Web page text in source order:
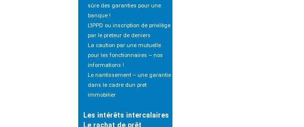
sûre des garanties pour une
banque !
L’IPPD ou inscription de privilège
par le preteur de deniers
La caution par une mutuelle
pour les fonctionnaires – nos
informations !
Le nantissement – une garantie
dans le cadre dun pret
immobilier
Les intérêts intercalaires
Le rachat de prêt